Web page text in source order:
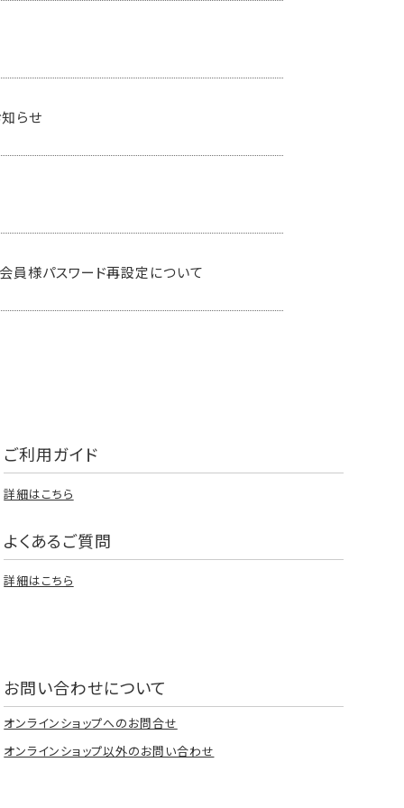
らせ
員様パスワード再設定について
ご利用ガイド
詳細はこちら
よくあるご質問
詳細はこちら
お問い合わせについて
オンラインショップへのお問合せ
オンラインショップ以外のお問い合わせ